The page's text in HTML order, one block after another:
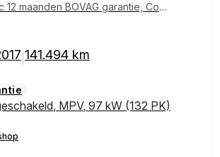
12 maanden BOVAG garantie, Com
141.494 km
, MPV, 97 kW (132 PK)